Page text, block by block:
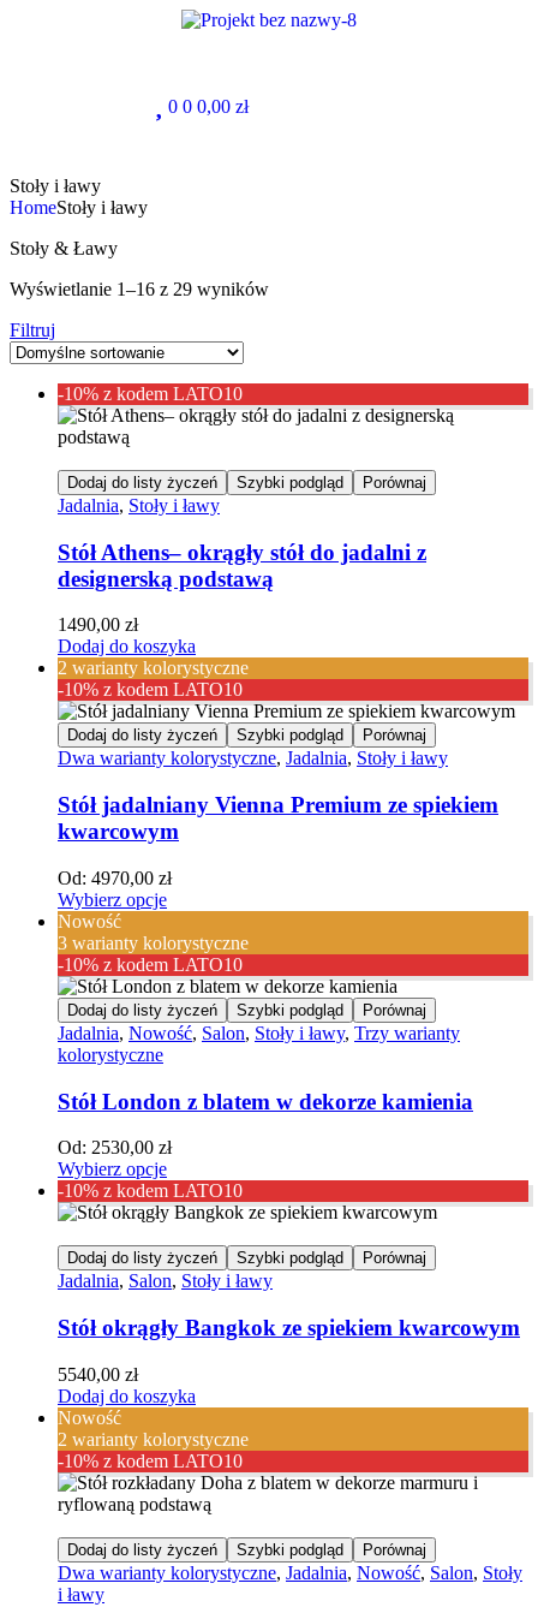
0 0 0,00 zł
Stoły i ławy
HomeStoły i ławy
Stoły & Ławy
Wyświetlanie 1–16 z 29 wyników
Filtruj
-10% z kodem LATO10
Dodaj do listy życzeń Szybki podgląd Porównaj
Jadalnia, Stoły i ławy
Stół Athens– okrągły stół do jadalni z
designerską podstawą
1490,00 zł
Dodaj do koszyka
2 warianty kolorystyczne
-10% z kodem LATO10
Dodaj do listy życzeń Szybki podgląd Porównaj
Dwa warianty kolorystyczne, Jadalnia, Stoły i ławy
Stół jadalniany Vienna Premium ze spiekiem
kwarcowym
Od: 4970,00 zł
Wybierz opcje
Nowość
3 warianty kolorystyczne
-10% z kodem LATO10
Dodaj do listy życzeń Szybki podgląd Porównaj
Jadalnia, Nowość, Salon, Stoły i ławy, Trzy warianty
kolorystyczne
Stół London z blatem w dekorze kamienia
Od: 2530,00 zł
Wybierz opcje
-10% z kodem LATO10
Dodaj do listy życzeń Szybki podgląd Porównaj
Jadalnia, Salon, Stoły i ławy
Stół okrągły Bangkok ze spiekiem kwarcowym
5540,00 zł
Dodaj do koszyka
Nowość
2 warianty kolorystyczne
-10% z kodem LATO10
Dodaj do listy życzeń Szybki podgląd Porównaj
Dwa warianty kolorystyczne, Jadalnia, Nowość, Salon, Stoły
i ławy